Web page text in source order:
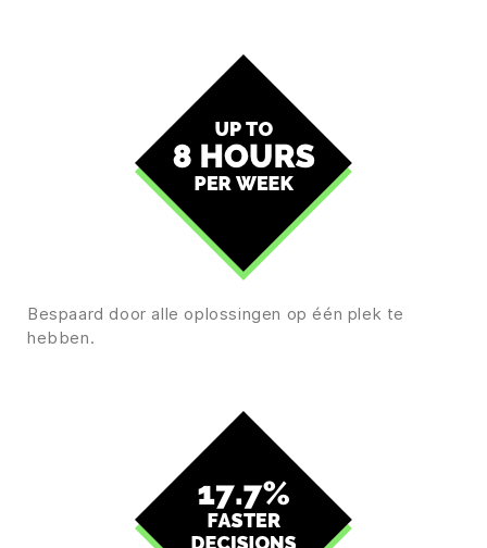
Bespaard door alle oplossingen op één plek te
hebben.